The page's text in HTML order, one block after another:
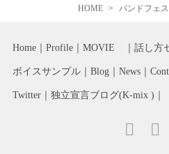
HOME バンドフェ
Home Profile MOVIE 話し方
ボイスサンプル Blog News
Twitter 独立宣言ブログ(K-mix )